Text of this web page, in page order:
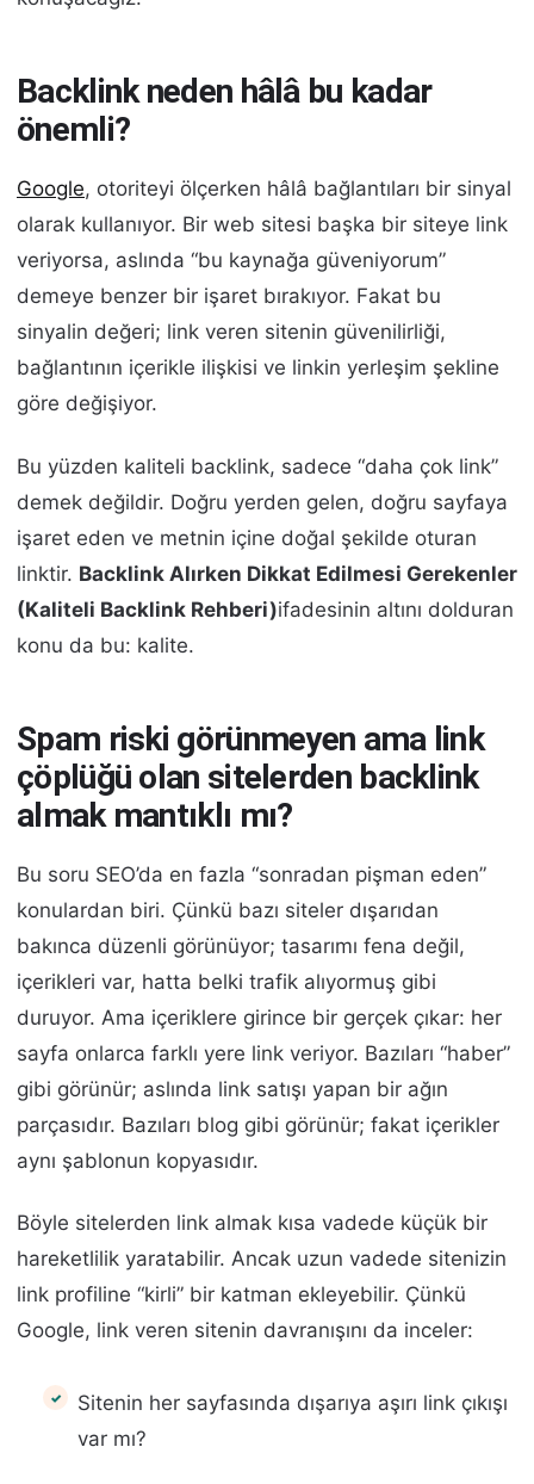
Backlink neden hâlâ bu kadar
önemli?
Google, otoriteyi ölçerken hâlâ bağlantıları bir sinyal
olarak kullanıyor. Bir web sitesi başka bir siteye link
veriyorsa, aslında “bu kaynağa güveniyorum”
demeye benzer bir işaret bırakıyor. Fakat bu
sinyalin değeri; link veren sitenin güvenilirliği,
bağlantının içerikle ilişkisi ve linkin yerleşim şekline
göre değişiyor.
Bu yüzden kaliteli backlink, sadece “daha çok link”
demek değildir. Doğru yerden gelen, doğru sayfaya
işaret eden ve metnin içine doğal şekilde oturan
linktir. Backlink Alırken Dikkat Edilmesi Gerekenler
(Kaliteli Backlink Rehberi)ifadesinin altını dolduran
konu da bu: kalite.
Spam riski görünmeyen ama link
çöplüğü olan sitelerden backlink
almak mantıklı mı?
Bu soru SEO’da en fazla “sonradan pişman eden”
konulardan biri. Çünkü bazı siteler dışarıdan
bakınca düzenli görünüyor; tasarımı fena değil,
içerikleri var, hatta belki trafik alıyormuş gibi
duruyor. Ama içeriklere girince bir gerçek çıkar: her
sayfa onlarca farklı yere link veriyor. Bazıları “haber”
gibi görünür; aslında link satışı yapan bir ağın
parçasıdır. Bazıları blog gibi görünür; fakat içerikler
aynı şablonun kopyasıdır.
Böyle sitelerden link almak kısa vadede küçük bir
hareketlilik yaratabilir. Ancak uzun vadede sitenizin
link profiline “kirli” bir katman ekleyebilir. Çünkü
Google, link veren sitenin davranışını da inceler:
Sitenin her sayfasında dışarıya aşırı link çıkışı
var mı?